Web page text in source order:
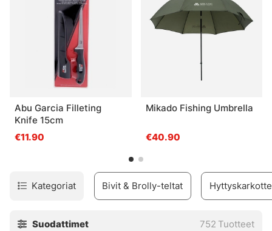
Abu Garcia Filleting
Knife 15cm
€11.90
Mikado Fishing Umbrella
€40.90
Kategoriat Bivit & Brolly-teltat
Suodattimet 752 Tuotteet